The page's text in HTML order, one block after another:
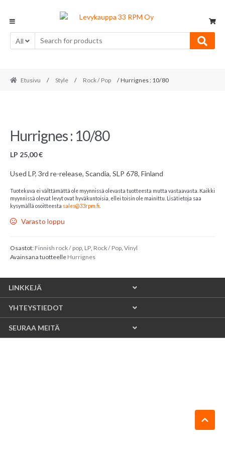
navigation
content
All
Etusivu / Style / Rock / Pop / Hurrignes : 10/80
Hurrignes : 10/80
LP 25,00€
Used LP, 3rd re-release, Scandia, SLP 678, Finland
Tuotekuva ei välttämättä ole myynnissä olevasta tuotteesta mutta vastaavasta. Kaikki
myynnissä olevat levyt ovat hyväkuntoisia, ellei toisin ole mainittu. Lisätietoja saa
kysymällä osoitteesta sales@33rpm.fi
Varasto loppu
Osastot: Finnish rock / pop, LP, Rock / Pop, Vinyl
Avainsana tuotteelle Hurrignes
LINKKEJÄ
YHTEYSTIEDOT
SEURAA MEITÄ